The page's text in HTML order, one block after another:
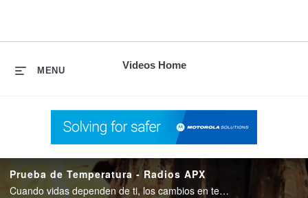
Videos Home
MENU
Prueba de Temperatura - Radios APX
Cuando vidas dependen de ti, los cambios en temperatura no te pueden afectar. Probamos nuestros radios APX según los estándares militares, para que pueda estar seguro de que están listos para todo.